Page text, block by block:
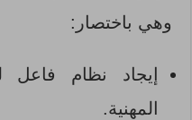
وهي باختصار:
إيجاد نظام فاعل
المهنية.